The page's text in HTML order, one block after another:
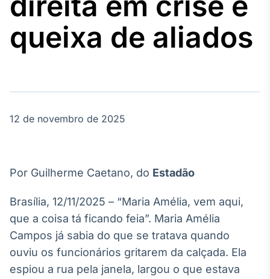
Agro
Tudo sobre o
agronegócio
Broadcast
Energia
energia elétrica
no Brasil
Broadcast
queixa de aliados
12 de novembro de 2025
Por Guilherme Caetano, do Estadão
Brasília, 12/11/2025 – “Maria Amélia, vem aqui,
que a coisa tá ficando feia”. Maria Amélia
Campos já sabia do que se tratava quando
ouviu os funcionários gritarem da calçada. Ela
espiou a rua pela janela, largou o que estava